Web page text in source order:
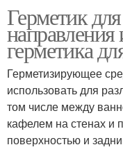
Герметик
направления
герметика
Герметизирующее
использовать для
том числе между
кафелем на стенах и
поверхностью и